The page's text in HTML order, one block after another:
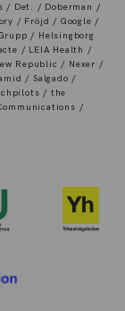
/ Det. / Doberman /
/ Fröjd / Google /
/ Helsingborg
/ LEIA Health /
Republic / Nexer /
/ Salgado /
/ the
/